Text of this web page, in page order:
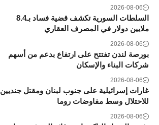
2026-08-06
السلطات السورية تكشف قضية فساد بـ8.4
ملايين دولار في المصرف العقاري
2026-08-06
بورصة لندن تفتتح على ارتفاع بدعم من أسهم
شركات البناء والإسكان
2026-08-06
غارات إسرائيلية على جنوب لبنان ومقتل جنديين
للاحتلال وسط مفاوضات روما
2026-08-06